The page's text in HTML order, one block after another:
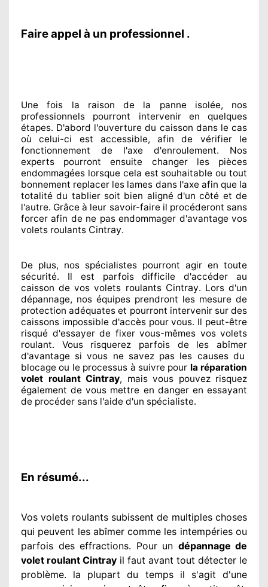
Faire appel à un professionnel .
Une fois la raison de la panne isolée, nos
professionnels pourront intervenir en quelques
étapes. D'abord l'ouverture du caisson dans le cas
où celui-ci est accessible, afin de vérifier le
fonctionnement de l'axe d'enroulement. Nos
experts pourront ensuite changerles pièces
endommagées lorsque cela est souhaitable ou tout
bonnement replacer les lames dans l'axe afin que la
totalité du tablier soit bien aligné d'un côté et de
l'autre. Grâce à leur savoir-faireil procéderont sans
forcer afin dene pas endommager d'avantage vos
volets roulants Cintray.
De plus, nos spécialistes pourront agir en toute
sécurité. Il est parfois difficile d'accéder au
caisson de vos volets roulants Cintray. Lors d'un
dépannage, nos équipes prendront les mesure de
protection adéquates et pourront intervenir sur des
caissons impossible d'accès pour vous. Il peut-être
risqué d'essayer de fixervous-mêmes vos volets
roulant. Vous risquerez parfois de les abîmer
d'avantage si vous ne savezpas les causes du
blocage ou le processus à suivre pour la réparation
volet roulant Cintray, mais vous pouvez risquez
également de vous mettre en danger en essayant
de procéder sans l'aide d'un spécialiste.
En résumé...
Vos volets roulants subissent de multipleschoses
qui peuvent les abîmercomme les intempéries ou
parfois des effractions. Pour un dépannage de
volet roulant Cintray il faut avant tout détecter le
problème. la plupart du tempsil s'agit d'une